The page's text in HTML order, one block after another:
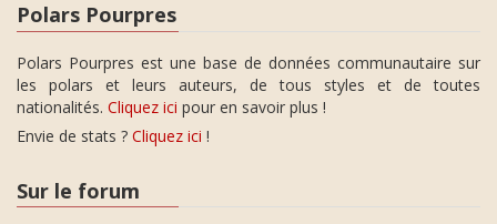
Polars Pourpres
Polars Pourpres est une base de données communautaire sur
les polars et leurs auteurs, de tous styles et de toutes
nationalités. Cliquez ici pour en savoir plus !
Envie de stats ? Cliquez ici !
Sur le forum